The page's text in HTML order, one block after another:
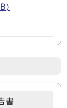
書